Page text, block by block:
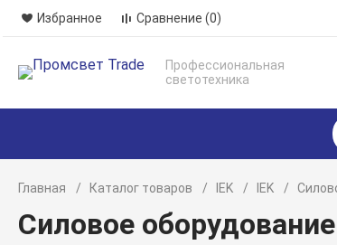
Избранное Сравнение (0)
Профессиональная
светотехника
Главная Каталог товаров IEK IEK
Силовое